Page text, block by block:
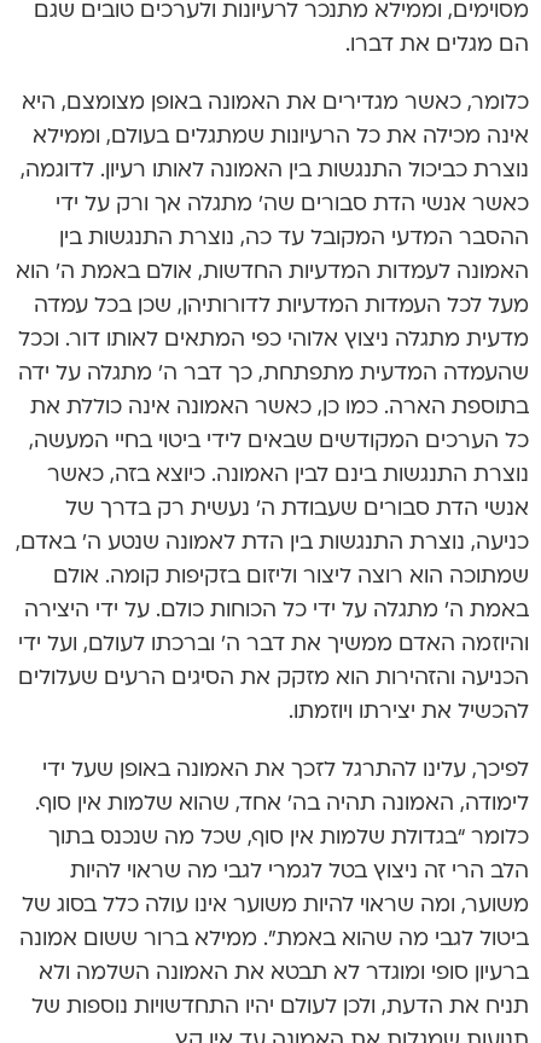
מסוימים, וממילא מתנכר לרעיונות ולערכים טובים שגם
הם מגלים את דברו.
כלומר, כאשר מגדירים את האמונה באופן מצומצם, היא
אינה מכילה את כל הרעיונות שמתגלים בעולם, וממילא
נוצרת כביכול התנגשות בין האמונה לאותו רעיון. לדוגמה,
כאשר אנשי הדת סבורים שה’ מתגלה אך ורק על ידי
ההסבר המדעי המקובל עד כה, נוצרת התנגשות בין
האמונה לעמדות המדעיות החדשות, אולם באמת ה’ הוא
מעל לכל העמדות המדעיות לדורותיהן, שכן בכל עמדה
מדעית מתגלה ניצוץ אלוהי כפי המתאים לאותו דור. וככל
שהעמדה המדעית מתפתחת, כך דבר ה’ מתגלה על ידה
בתוספת הארה. כמו כן, כאשר האמונה אינה כוללת את
כל הערכים המקודשים שבאים לידי ביטוי בחיי המעשה,
נוצרת התנגשות בינם לבין האמונה. כיוצא בזה, כאשר
אנשי הדת סבורים שעבודת ה’ נעשית רק בדרך של
כניעה, נוצרת התנגשות בין הדת לאמונה שנטע ה’ באדם,
שמתוכה הוא רוצה ליצור וליזום בזקיפות קומה. אולם
באמת ה’ מתגלה על ידי כל הכוחות כולם. על ידי היצירה
והיוזמה האדם ממשיך את דבר ה’ וברכתו לעולם, ועל ידי
הכניעה והזהירות הוא מזקק את הסיגים הרעים שעלולים
להכשיל את יצירתו ויוזמתו.
לפיכך, עלינו להתרגל לזכך את האמונה באופן שעל ידי
לימודה, האמונה תהיה בה’ אחד, שהוא שלמות אין סוף.
כלומר “בגדולת שלמות אין סוף, שכל מה שנכנס בתוך
הלב הרי זה ניצוץ בטל לגמרי לגבי מה שראוי להיות
משוער, ומה שראוי להיות משוער אינו עולה כלל בסוג של
ביטול לגבי מה שהוא באמת”. ממילא ברור ששום אמונה
ברעיון סופי ומוגדר לא תבטא את האמונה השלמה ולא
תניח את הדעת, ולכן לעולם יהיו התחדשויות נוספות של